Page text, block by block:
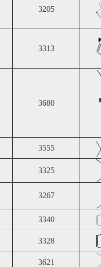
3205
3313
3680
3555
3325
3267
3340
3328
3621